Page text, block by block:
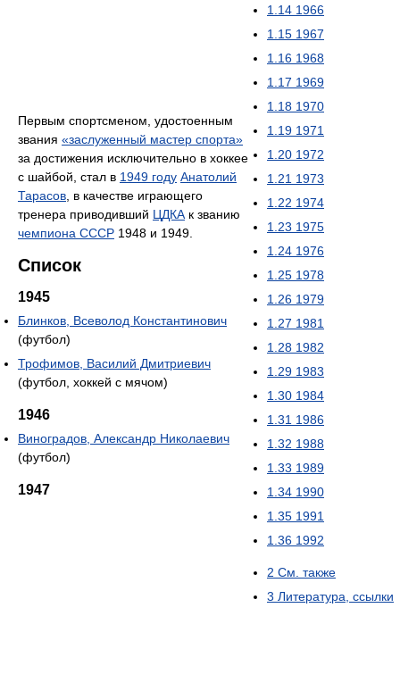
1.14 1966
1.15 1967
1.16 1968
1.17 1969
1.18 1970
1.19 1971
1.20 1972
1.21 1973
1.22 1974
1.23 1975
1.24 1976
1.25 1978
1.26 1979
1.27 1981
1.28 1982
1.29 1983
1.30 1984
1.31 1986
1.32 1988
1.33 1989
1.34 1990
1.35 1991
1.36 1992
2 См. также
3 Литература, ссылки
Первым спортсменом, удостоенным
звания «заслуженный мастер спорта»
за достижения исключительно в хоккее
с шайбой, стал в 1949 году Анатолий
Тарасов , в качестве играющего
тренера приводивший ЦДКА к званию
чемпиона СССР 1948 и 1949.
Список
1945
Блинков, Всеволод Константинович
(футбол)
Трофимов, Василий Дмитриевич
(футбол, хоккей с мячом)
1946
Виноградов, Александр Николаевич
(футбол)
1947